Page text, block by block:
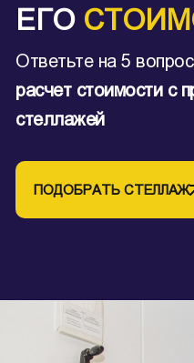
ЕГО
Ответьте на 5
расчет стоимости с
стеллажей
ПОДОБРАТЬ СТЕЛЛАЖ